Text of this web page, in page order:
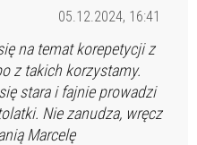
05.12.2024, 16:41
na temat korepetycji z
z takich korzystamy.
stara i fajnie prowadzi
Nie zanudza, wręcz
Marcelę